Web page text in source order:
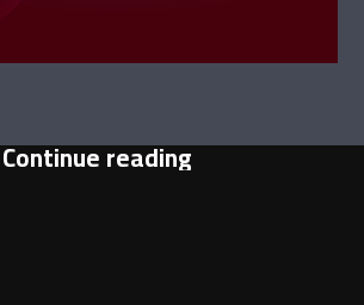
Continue reading